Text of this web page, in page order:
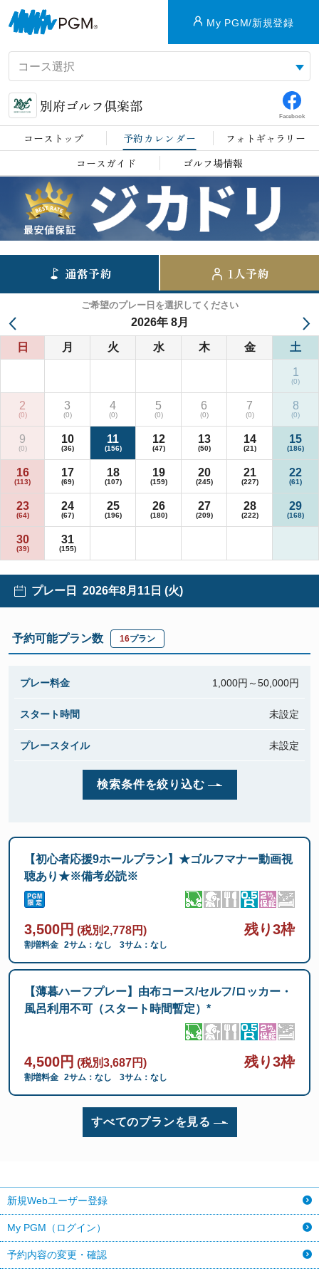
My PGM/新規登録
別府ゴルフ倶楽部
Facebook
コーストップ 予約カレンダー
フォトギャラリー
コースガイド
ゴルフ場情報
通常予約 1人予約
ご希望のプレー日を選択してください
2026年 8月
日 月 火 水 木 金 土
1
2 3 4 5 6 7 8
9 10 11 12 13 14 15
16 17 18 19 20 21 22
23 24 25 26 27 28 29
30 31
プレー日 2026年8月11日 (火)
予約可能プラン数 16プラン
プレー料金 1,000円～50,000円
スタート時間 未設定
プレースタイル 未設定
検索条件を絞り込む
【初心者応援9ホールプラン】★ゴルフマナー動画視
聴あり★※備考必読※
3,500円 (税別2,778円) 残り3枠
割増料金 2サム：なし 3サム：なし
【薄暮ハーフプレー】由布コース/セルフ/ロッカー・
風呂利用不可（スタート時間暫定）*
4,500円 (税別3,687円) 残り3枠
割増料金 2サム：なし 3サム：なし
すべてのプランを見る
新規Webユーザー登録
My PGM（ログイン）
予約内容の変更・確認